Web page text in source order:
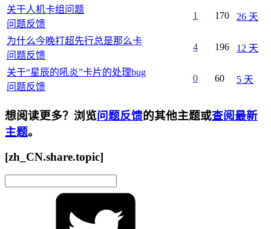
关干人机卡组问题
问题反馈
1 170 26 天
为什么今晚打超先行总是那么卡
问题反馈
4 196 12 天
关于“星辰的吼炎”卡片的处理bug
问题反馈
0 60 5 天
想阅读更多？浏览问题反馈的其他主题或查阅最新
主题。
[zh_CN.share.topic]